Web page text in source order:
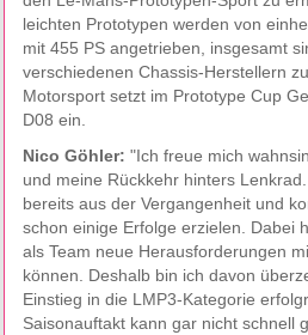
leichten Prototypen werden von
mit 455 PS angetrieben, insgesamt
verschiedenen Chassis-Herstellern
Motorsport setzt im Prototype Cup
D08 ein.
Nico Göhler: "Ich freue mich
und meine Rückkehr hinters
bereits aus der Vergangenheit und
schon einige Erfolge erzielen. Dabei
als Team neue Herausforderungen
können. Deshalb bin ich davon
Einstieg in die LMP3-Kategorie
Saisonauftakt kann gar nicht schnell